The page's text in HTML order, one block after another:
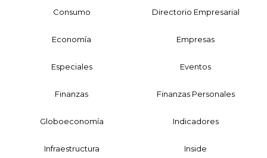
Consumo Directorio Empresarial
Economía Empresas
Especiales Eventos
Finanzas Finanzas Personales
Globoeconomía Indicadores
Infraestructura Inside